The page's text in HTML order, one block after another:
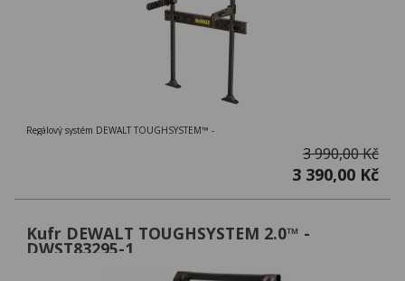
Regálový systém DEWALT TOUGHSYSTEM™ -
3 990,00 Kč
3 390,00 Kč
Kufr DEWALT TOUGHSYSTEM 2.0™ -
DWST83295-1